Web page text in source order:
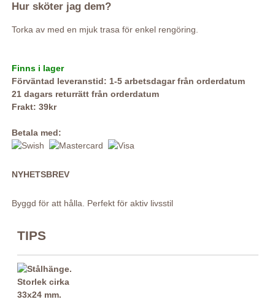
Hur sköter jag dem?
Torka av med en mjuk trasa för enkel rengöring.
Finns i lager
Förväntad leveranstid: 1-5 arbetsdagar från orderdatum
21 dagars returrätt från orderdatum
Frakt: 39kr
Betala med:
NYHETSBREV
Byggd för att hålla. Perfekt för aktiv livsstil
TIPS